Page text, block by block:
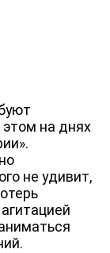
на днях
не удивит,